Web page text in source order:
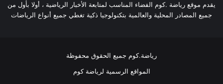
يقدم موقع رياضة .كوم الفضاء المناسب لمتابعة الأخبار الرياضية ، أولا بأول من
جميع المصادر المحلية والعالمية بتكنولوجيا ذكية تغطي جميع أنواع الرياضات
رياضة.كوم جميع الحقوق محفوظة
المواقع الرسمية لرياضة كوم